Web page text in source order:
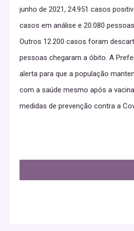
junho de 2021, 24.951 casos
casos em análise e 20.080
Outros 12.200 casos foram
pessoas chegaram a óbito. A
alerta para que a população
com a saúde mesmo após a
medidas de prevenção contra a